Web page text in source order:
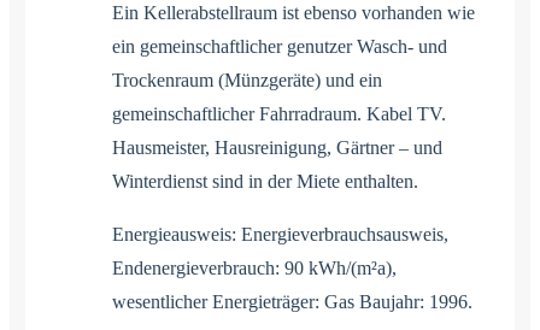
Ein Kellerabstellraum ist ebenso vorhanden wie
ein gemeinschaftlicher genutzer Wasch- und
Trockenraum (Münzgeräte) und ein
gemeinschaftlicher Fahrradraum. Kabel TV.
Hausmeister, Hausreinigung, Gärtner – und
Winterdienst sind in der Miete enthalten.
Energieausweis: Energieverbrauchsausweis,
Endenergieverbrauch: 90 kWh/(m²a),
wesentlicher Energieträger: Gas Baujahr: 1996.